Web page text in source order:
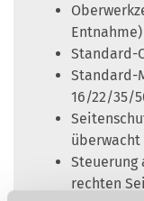
Entnahme)
Standard-
Standard-
16/22/35/
überwacht
Steuerung
rechten